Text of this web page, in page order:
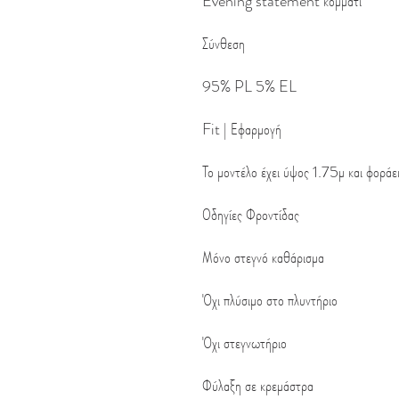
Σύνθεση
95% PL 5% EL
Fit | Εφαρμογή
Το μοντέλο έχει ύψος 1.75μ και
Οδηγίες Φροντίδας
Μόνο στεγνό καθάρισμα
Όχι πλύσιμο στο πλυντήριο
Όχι στεγνωτήριο
Φύλαξη σε κρεμάστρα